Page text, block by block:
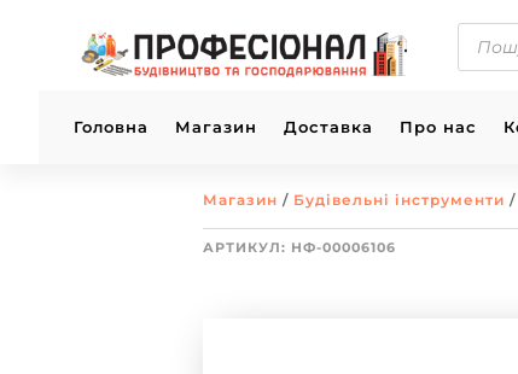
ПОШУК
Головна Магазин Доставка Про нас
Магазин / Будівельні інструменти /
АРТИКУЛ: НФ-00006106